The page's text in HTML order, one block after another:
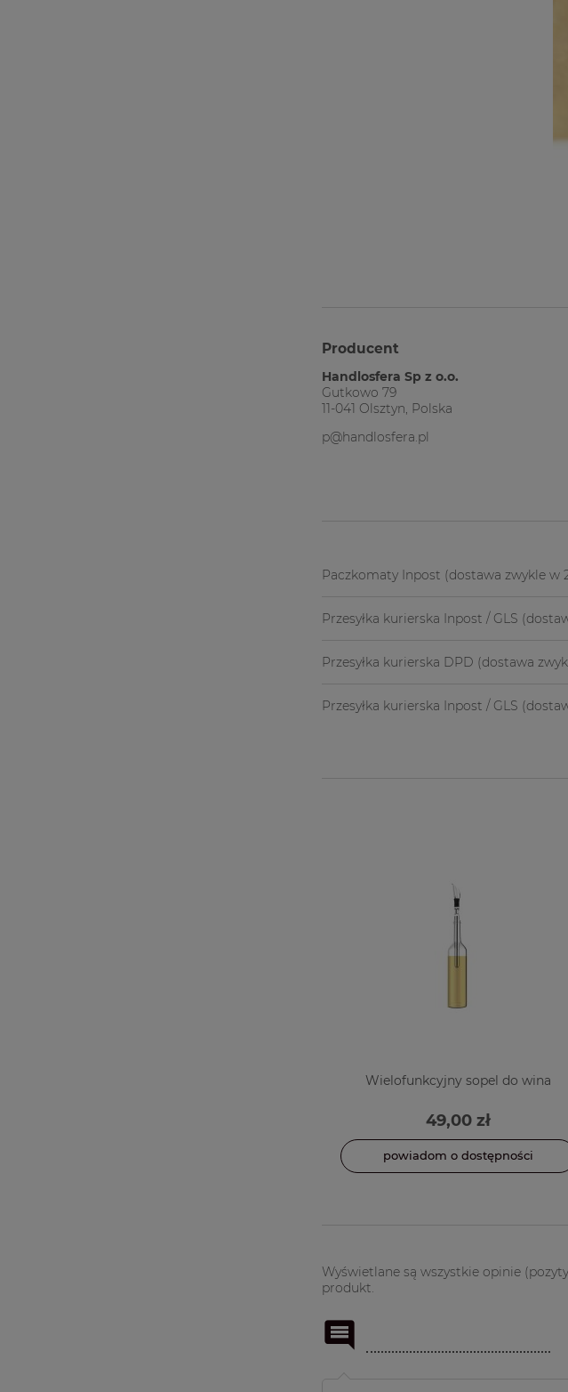
Producent
Handlosfera Sp z o.o.
Gutkowo 79
11-041 Olsztyn, Polska
p@handlosfera.pl
Paczkomaty Inpost (dostawa zwykle w
Przesyłka kurierska Inpost / GLS
Przesyłka kurierska DPD (dostawa
Przesyłka kurierska Inpost / GLS
Wielofunkcyjny sopel do wina
49,00 zł
powiadom o dostępności
Wyświetlane są wszystkie opinie
produkt.